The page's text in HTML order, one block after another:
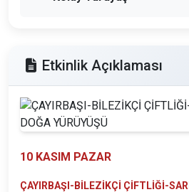
Etkinlik Açıklaması
10 KASIM PAZAR
ÇAYIRBAŞI-BİLEZİKÇİ ÇİFTLİĞİ-